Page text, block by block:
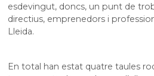
esdevingut, doncs, un punt de
directius, emprenedors i
Lleida.
En total han estat quatre taules